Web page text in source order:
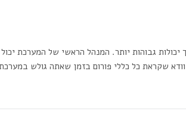
גבוהות יותר. המנהל הראשי של המערכת
שקראת כל כללי פורום בזמן שאתה גולש